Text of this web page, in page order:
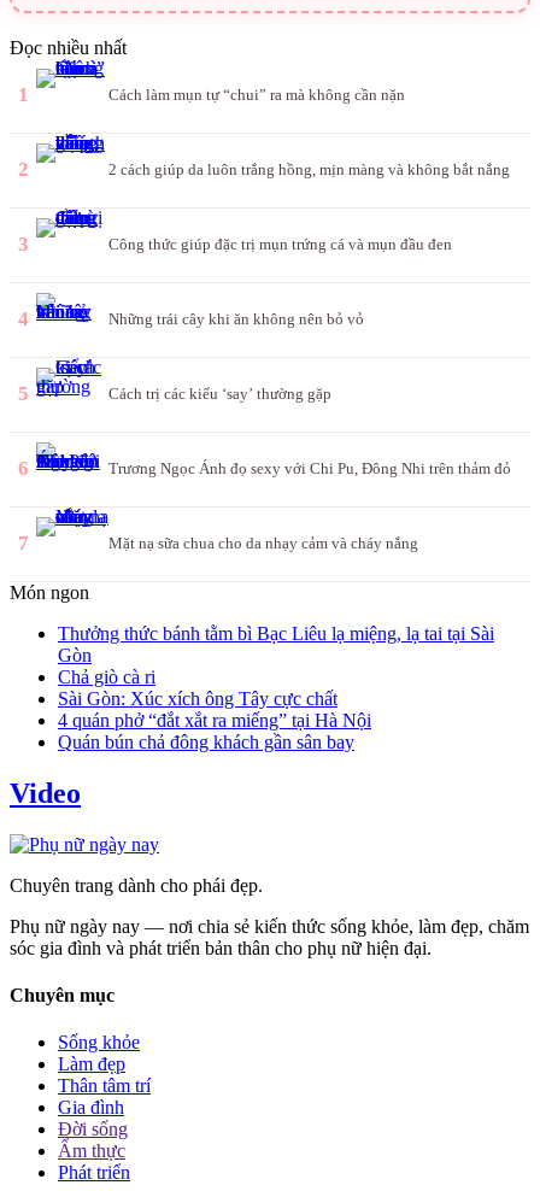
Đọc nhiều nhất
1 Cách làm mụn tự “chui” ra mà không cần nặn
2 2 cách giúp da luôn trắng hồng, mịn màng và không bắt nắng
3 Công thức giúp đặc trị mụn trứng cá và mụn đầu đen
4 Những trái cây khi ăn không nên bỏ vỏ
5 Cách trị các kiểu ‘say’ thường gặp
6 Trương Ngọc Ánh đọ sexy với Chi Pu, Đông Nhi trên thảm đỏ
7 Mặt nạ sữa chua cho da nhạy cảm và cháy nắng
Món ngon
Thưởng thức bánh tằm bì Bạc Liêu lạ miệng, lạ tai tại Sài
Gòn
Chả giò cà ri
Sài Gòn: Xúc xích ông Tây cực chất
4 quán phở “đắt xắt ra miếng” tại Hà Nội
Quán bún chả đông khách gần sân bay
Video
Chuyên trang dành cho phái đẹp.
Phụ nữ ngày nay — nơi chia sẻ kiến thức sống khỏe, làm đẹp, chăm
sóc gia đình và phát triển bản thân cho phụ nữ hiện đại.
Chuyên mục
Sống khỏe
Làm đẹp
Thân tâm trí
Gia đình
Đời sống
Ẩm thực
Phát triển